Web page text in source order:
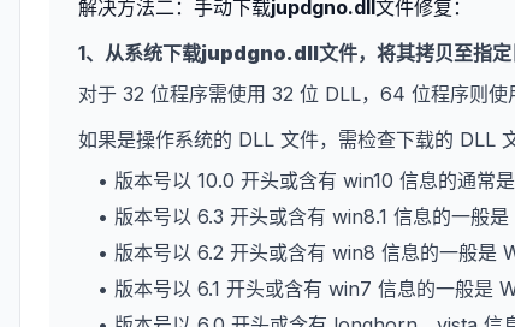
解决方法二：手动下载jupdgno.dll文件修复：
1、从系统下载jupdgno.dll文件，将其拷贝至指定
对于 32 位程序需使用 32 位 DLL，64 位程序则
如果是操作系统的 DLL 文件，需检查下载的 DLL
• 版本号以 10.0 开头或含有 win10 信息的通常
• 版本号以 6.3 开头或含有 win8.1 信息的一般是
• 版本号以 6.2 开头或含有 win8 信息的一般是
• 版本号以 6.1 开头或含有 win7 信息的一般是